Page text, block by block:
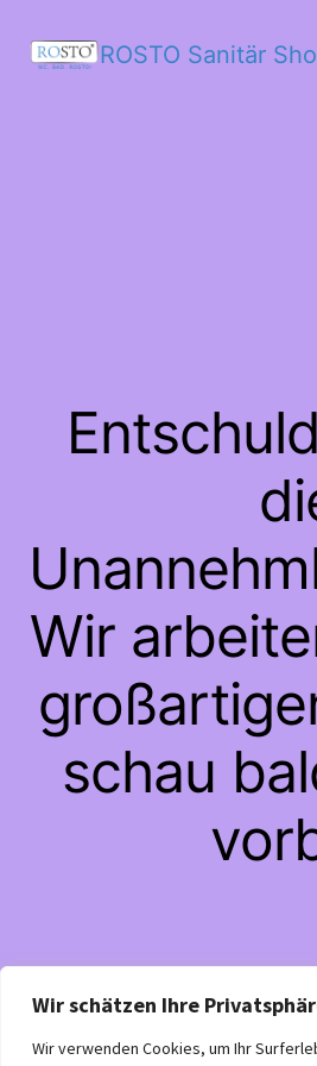
Wir schätzen Ihre
Wir verwenden Cookies, um Ihr
ROSTO Sanitär
Wir
schau